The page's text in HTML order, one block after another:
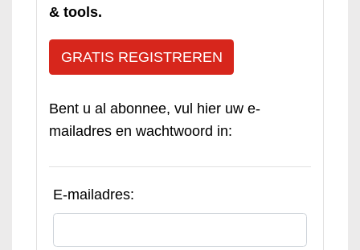
& tools.
GRATIS REGISTREREN
Bent u al abonnee, vul hier uw e-
mailadres en wachtwoord in:
E-mailadres: